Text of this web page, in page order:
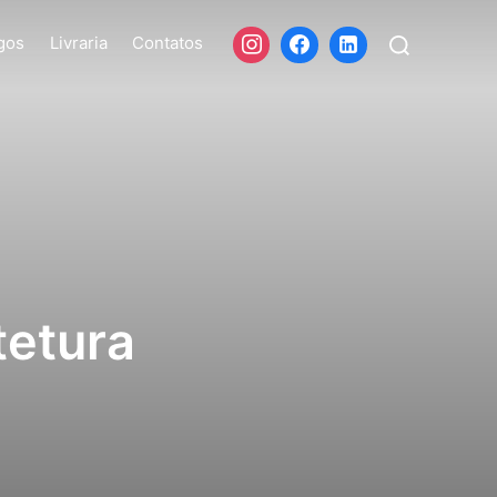
Livraria Contatos
for: